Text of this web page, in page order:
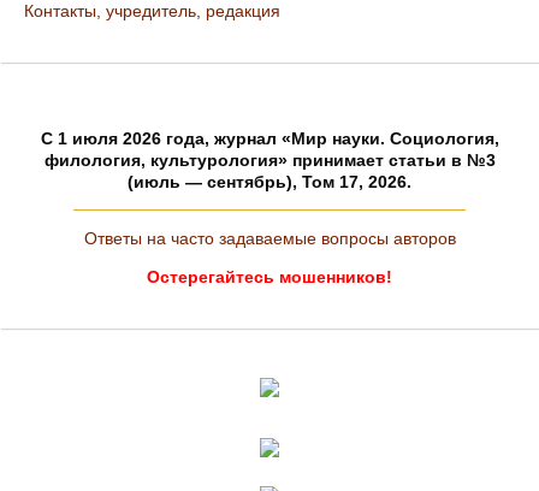
Контакты, учредитель, редакция
C 1 июля 2026 года, журнал «Мир науки. Социология,
филология, культурология» принимает статьи в №3
(июль — сентябрь), Том 17, 2026.
Ответы на часто задаваемые вопросы авторов
Остерегайтесь мошенников!